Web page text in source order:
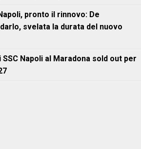
pronto il rinnovo: De
svelata la durata del nuovo
Napoli al Maradona sold out per